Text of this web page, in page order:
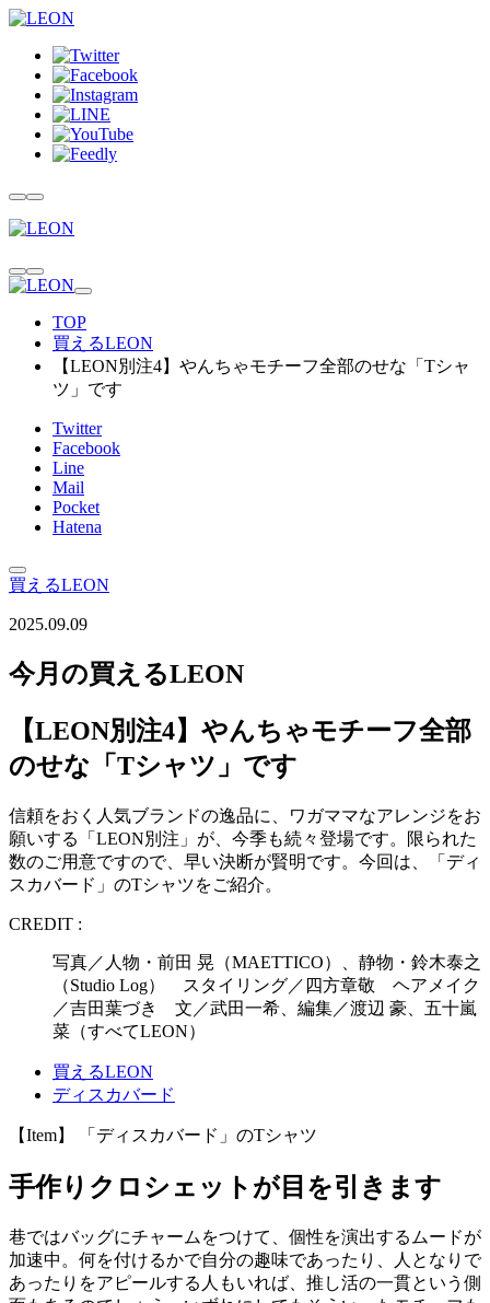
TOP
買えるLEON
【LEON別注4】やんちゃモチーフ全部のせな「Tシャ
ツ」です
Twitter
Facebook
Line
Mail
Pocket
Hatena
買えるLEON
2025.09.09
今月の買えるLEON
【LEON別注4】やんちゃモチーフ全部
のせな「Tシャツ」です
信頼をおく人気ブランドの逸品に、ワガママなアレンジをお
願いする「LEON別注」が、今季も続々登場です。限られた
数のご用意ですので、早い決断が賢明です。今回は、「ディ
スカバード」のTシャツをご紹介。
CREDIT :
写真／人物・前田 晃（MAETTICO）、静物・鈴木泰之
（Studio Log） スタイリング／四方章敬 ヘアメイク
／吉田葉づき 文／武田一希、編集／渡辺 豪、五十嵐
菜（すべてLEON）
買えるLEON
ディスカバード
【Item】 「ディスカバード」のTシャツ
手作りクロシェットが目を引きます
巷ではバッグにチャームをつけて、個性を演出するムードが
加速中。何を付けるかで自分の趣味であったり、人となりで
あったりをアピールする人もいれば、推し活の一貫という側